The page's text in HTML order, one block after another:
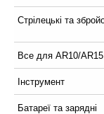
Стрілецькі та
Все для AR10/AR15
Інструмент
Батареї та зарядні